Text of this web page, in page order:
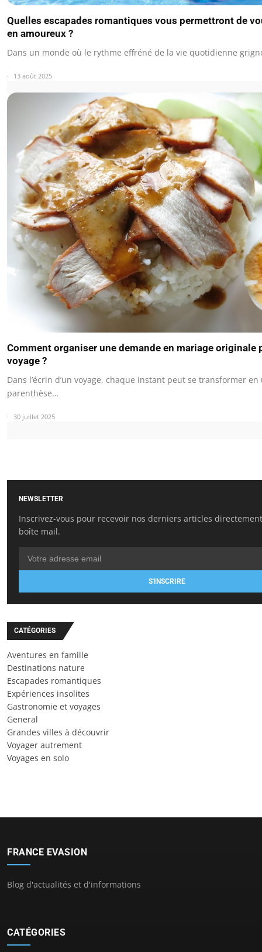
Quelles escapades romantiques vous permettront de
en amoureux ?
Dans un monde où le rythme effréné de la vie quotidienne
13 août 2025
Comment organiser une demande en mariage originale
voyage ?
Dans l’écrin d’un voyage, chaque instant peut se transformer en
parenthèse…
30 juillet 2025
NEWSLETTER
Inscrivez-vous pour recevoir nos derniers articles
boîte mail.
S'INSCRIRE
CATÉGORIES
Aventures en famille
Destinations nature
Escapades romantiques
Expériences insolites
Gastronomie et voyages
General
Grandes villes à découvrir
Voyager autrement
Voyages en solo
FRANCE EVASION
Blog d'actualités et d'informations
CATÉGORIES